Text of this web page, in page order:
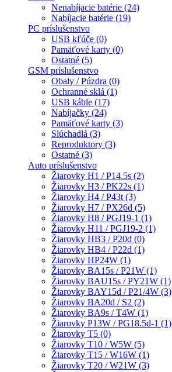
Nenabíjacie batérie (24)
Nabíjacie batérie (19)
PC príslušenstvo
USB kľúče (0)
Pamäťové karty (0)
Ostatné (5)
GSM príslušenstvo
Obaly / Púzdra (0)
Ochranné sklá (1)
USB káble (17)
Nabíjačky (24)
Pamäťové karty (3)
Slúchadlá (3)
Reproduktory (3)
Ostatné (3)
Auto príslušenstvo
Žiarovky H1 / P14.5s (2)
Žiarovky H3 / PK22s (1)
Žiarovky H4 / P43t (3)
Žiarovky H7 / PX26d (5)
Žiarovky H8 / PGJ19-1 (1)
Žiarovky H11 / PGJ19-2 (1)
Žiarovky HB3 / P20d (0)
Žiarovky HB4 / P22d (1)
Žiarovky HP24W (1)
Žiarovky BA15s / P21W (1)
Žiarovky BAU15s / PY21W (1)
Žiarovky BAY15d / P21/4W (3)
Žiarovky BA20d / S2 (2)
Žiarovky BA9s / T4W (1)
Žiarovky P13W / PG18.5d-1 (1)
Žiarovky T5 (0)
Žiarovky T10 / W5W (5)
Žiarovky T15 / W16W (1)
Žiarovky T20 / W21W (3)